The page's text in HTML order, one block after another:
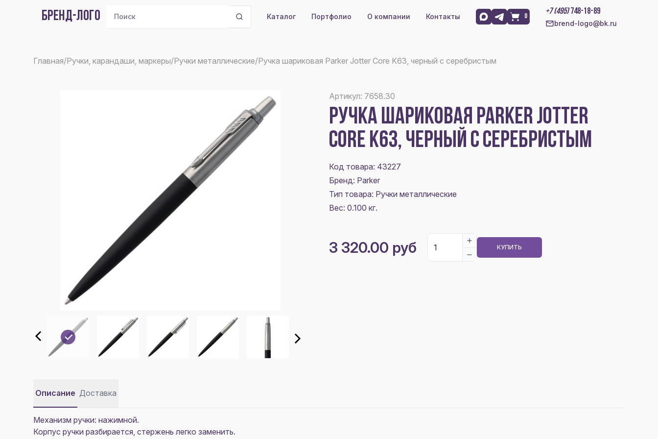
БРЕНД-ЛОГО Каталог Портфолио О компании Контакты 0
+7 (495)748-18-89
brend-logo@bk.ru
Главная/Ручки, карандаши, маркеры/Ручки металлические/Ручка шариковая Parker Jotter Core K63, черный с серебристым
Артикул: 7658.30
РУЧКА ШАРИКОВАЯ PARKER JOTTER
CORE K63, ЧЕРНЫЙ С СЕРЕБРИСТЫМ
Код товара: 43227
Бренд: Parker
Тип товара: Ручки металлические
Вес: 0.100 кг.
3 320.00 руб КУПИТЬ
Описание Доставка
Механизм ручки: нажимной.
Корпус ручки разбирается, стержень легко заменить.